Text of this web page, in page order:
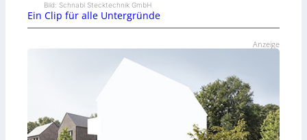
Bild: Schnabl Stecktechnik GmbH
Ein Clip für alle Untergründe
Anzeige